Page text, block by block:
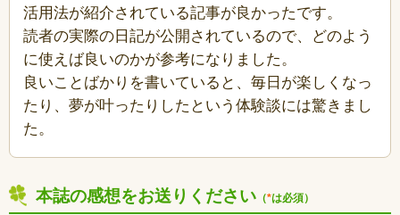
活用法が紹介されている記事が良かったです。
読者の実際の日記が公開されているので、どのよう
に使えば良いのかが参考になりました。
良いことばかりを書いていると、毎日が楽しくなっ
たり、夢が叶ったりしたという体験談には驚きまし
た。
本誌の感想をお送りください （*は必須）